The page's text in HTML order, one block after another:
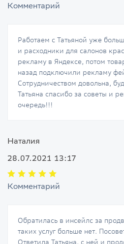
Комментарий
Работаем с Татьяной уже
и расходники для салонов
рекламу в Яндексе, потом
назад подключили рекламу
Сотрудничеством довольна,
Татьяна спасибо за советы и
очередь!!!
Наталия
28.07.2021 13:17
Комментарий
Обратилась в инсейлс за
таких услуг больше нет.
Ответила Татьяна, с ней и